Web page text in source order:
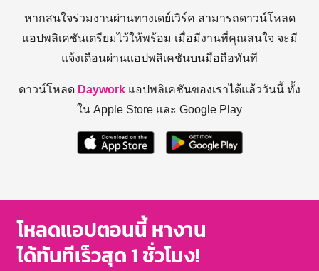
หากสนใจร่วมงานผ่านทางเดย์เวิร์ค สามารถดาวน์โหลด
แอปพลิเคชันเตรียมไว้ให้พร้อม เมื่อมีงานที่คุณสนใจ จะมี
แจ้งเตือนผ่านแอปพลิเคชันบนมือถือทันที
ดาวน์โหลด Daywork แอปพลิเคชันของเราได้แล้ววันนี้ ทั้ง
ใน Apple Store และ Google Play
โหลดแอปตอนนี้ หางาน
ได้ทันทีเร็วสุด 1 ชั่วโมง!